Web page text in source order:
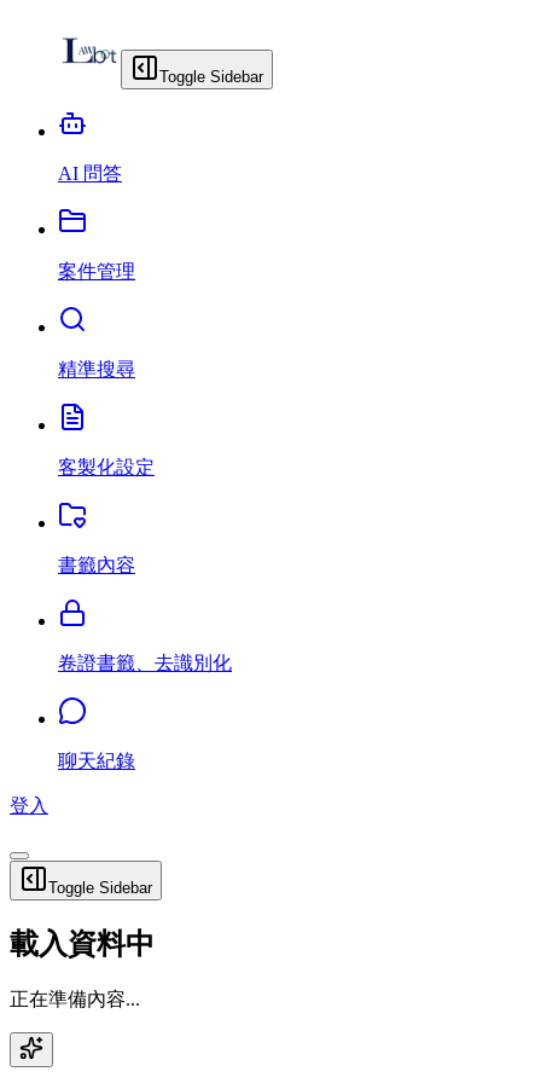
Toggle Sidebar
AI 問答
案件管理
精準搜尋
客製化設定
書籤內容
卷證書籤、去識別化
聊天紀錄
登入
Toggle Sidebar
載入資料中
正在準備內容...